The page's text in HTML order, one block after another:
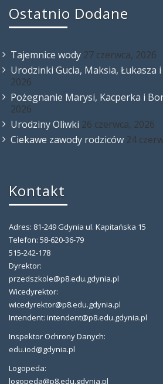
Ostatnio Dodane
Tajemnice wody 27 czerwca, 2026
Urodzinki Gucia, Maksia, Łukasza
2026
Pożegnanie Marysi, Kacperka i
2026
Urodziny Oliwki 26 czerwca, 2026
Ciekawe zawody rodziców 24
Kontakt
Adres: 81-249 Gdynia ul. Kapitańska 15
Telefon: 58-620-36-79
515-242-178
Dyrektor:
przedszkole@p8.edu.gdynia.pl
Wicedyrektor:
wicedyrektor@p8.edu.gdynia.pl
Intendent: intendent@p8.edu.gdynia.pl
Inspektor Ochrony Danych:
edu.iod@gdynia.pl
Logopeda:
logopeda@p8.edu.gdynia.pl